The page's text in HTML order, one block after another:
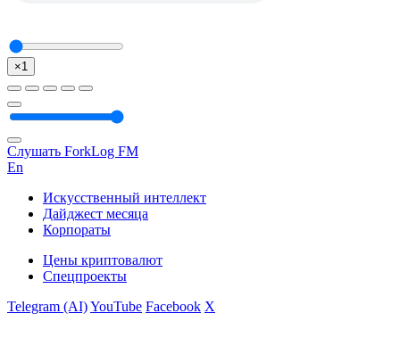
×1
Слушать ForkLog FM
En
Искусственный интеллект
Дайджест месяца
Корпораты
Цены криптовалют
Спецпроекты
Telegram (AI)YouTube Facebook X